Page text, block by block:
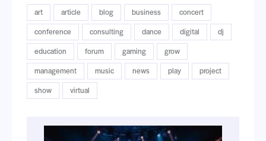
art article blog business
concert
conference
consulting dance digital
dj
education
forum gaming
grow
management
music news play
project
show
virtual